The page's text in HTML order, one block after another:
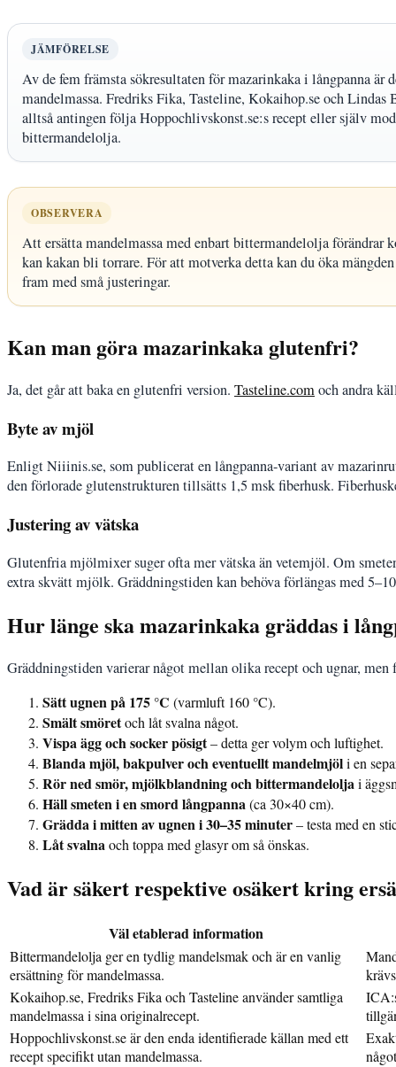
JÄMFÖRELSE
Av de fem främsta sökresultaten för mazarinkaka i långpanna är
mandelmassa. Fredriks Fika, Tasteline, Kokaihop.se och
alltså antingen följa Hoppochlivskonst.se:s recept eller själv
bittermandelolja.
OBSERVERA
Att ersätta mandelmassa med enbart bittermandelolja förändrar
kan kakan bli torrare. För att motverka detta kan du öka
fram med små justeringar.
Kan man göra mazarinkaka glutenfri?
Ja, det går att baka en glutenfri version. Tasteline.comoch andra
Byte av mjöl
Enligt Niiinis.se, som publicerat en långpanna-variant av
den förlorade glutenstrukturen tillsätts 1,5 msk fiberhusk.
Justering av vätska
Glutenfria mjölmixer suger ofta mer vätska än vetemjöl. Om
extra skvätt mjölk. Gräddningstiden kan behöva förlängas med
Hur länge ska mazarinkaka gräddas i
Gräddningstiden varierar något mellan olika recept och ugnar, men
Sätt ugnen på 175 °C (varmluft 160 °C).
Smält smöretoch låt svalna något.
Vispa ägg och socker pösigt– detta ger volym och luftighet.
Blanda mjöl, bakpulver och eventuellt mandelmjöli en
Rör ned smör, mjölkblandning och bittermandeloljai
Häll smeten i en smord långpanna(ca 30×40 cm).
Grädda i mitten av ugnen i 30–35 minuter– testa med en
Låt svalnaoch toppa med glasyr om så önskas.
Vad är säkert respektive osäkert kring
Väl etablerad information
Bittermandelolja ger en tydlig mandelsmak och är en vanlig
ersättning för mandelmassa.
Kokaihop.se, Fredriks Fika och Tasteline använder samtliga
mandelmassa i sina originalrecept.
Hoppochlivskonst.se är den enda identifierade källan med ett
recept specifikt utan mandelmassa.